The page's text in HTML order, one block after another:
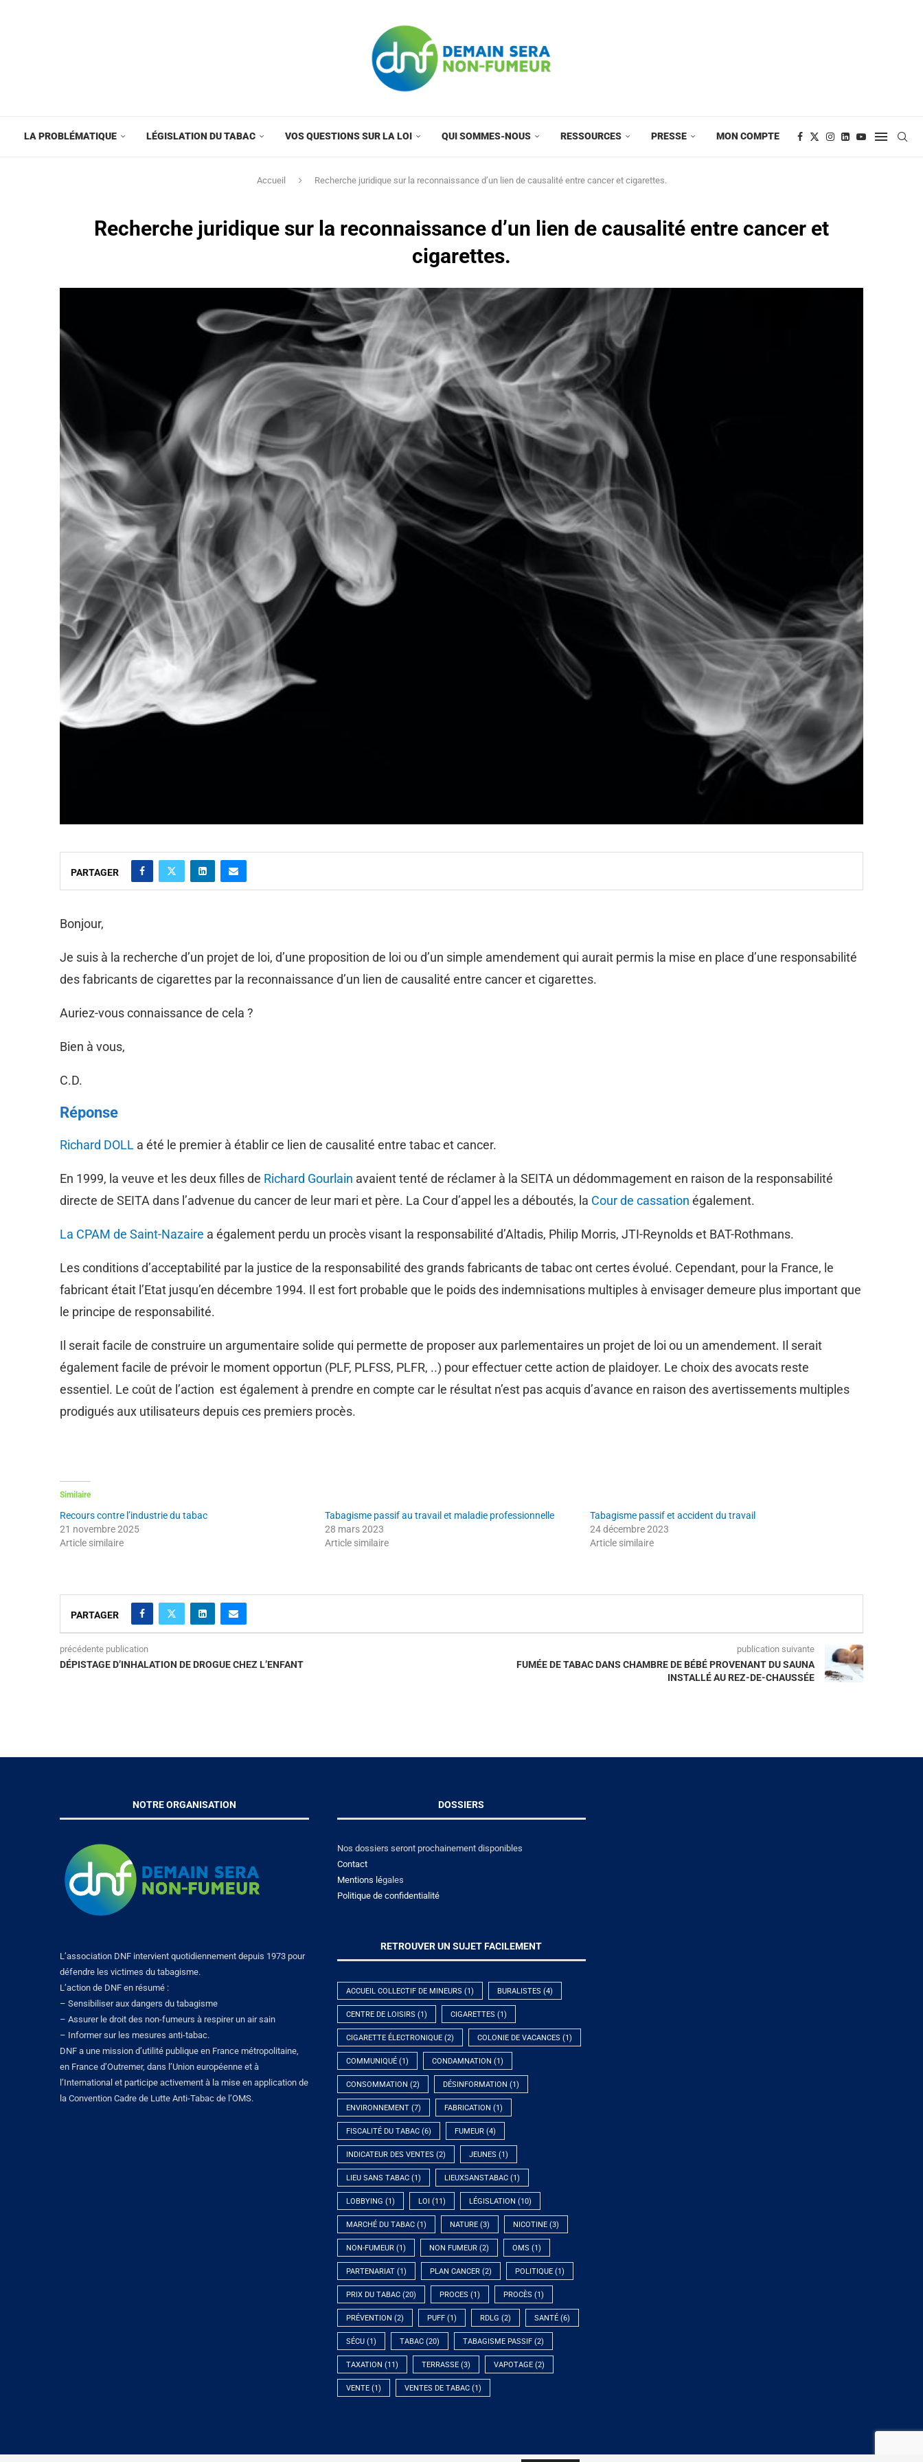
LA PROBLÉMATIQUE LÉGISLATION DU TABAC VOS QUESTIONS SUR LA LOI QUI SOMMES-NOUS RESSOURCES PRESSE MON COMPTE
Accueil Recherche juridique sur la reconnaissance d’un lien de causalité entre cancer et cigarettes.
Recherche juridique sur la reconnaissance d’un lien de causalité entre cancer et
cigarettes.
PARTAGER
Bonjour,
Je suis à la recherche d’un projet de loi, d’une proposition de loi ou d’un simple amendement qui aurait permis la mise en place d’une responsabilité
des fabricants de cigarettes par la reconnaissance d’un lien de causalité entre cancer et cigarettes.
Auriez-vous connaissance de cela ?
Bien à vous,
C.D.
Réponse
Richard DOLL a été le premier à établir ce lien de causalité entre tabac et cancer.
En 1999, la veuve et les deux filles de Richard Gourlain avaient tenté de réclamer à la SEITA un dédommagement en raison de la responsabilité
directe de SEITA dans l’advenue du cancer de leur mari et père. La Cour d’appel les a déboutés, la Cour de cassation également.
La CPAM de Saint-Nazaire a également perdu un procès visant la responsabilité d’Altadis, Philip Morris, JTI-Reynolds et BAT-Rothmans.
Les conditions d’acceptabilité par la justice de la responsabilité des grands fabricants de tabac ont certes évolué. Cependant, pour la France, le
fabricant était l’Etat jusqu’en décembre 1994. Il est fort probable que le poids des indemnisations multiples à envisager demeure plus important que
le principe de responsabilité.
Il serait facile de construire un argumentaire solide qui permette de proposer aux parlementaires un projet de loi ou un amendement. Il serait
également facile de prévoir le moment opportun (PLF, PLFSS, PLFR, ..) pour effectuer cette action de plaidoyer. Le choix des avocats reste
essentiel. Le coût de l’action est également à prendre en compte car le résultat n’est pas acquis d’avance en raison des avertissements multiples
prodigués aux utilisateurs depuis ces premiers procès.
Similaire
Recours contre l’industrie du tabac
21 novembre 2025
Article similaire
Tabagisme passif au travail et maladie professionnelle
28 mars 2023
Article similaire
Tabagisme passif et accident du travail
24 décembre 2023
Article similaire
PARTAGER
précédente publication
DÉPISTAGE D’INHALATION DE DROGUE CHEZ L’ENFANT
publication suivante
FUMÉE DE TABAC DANS CHAMBRE DE BÉBÉ PROVENANT DU SAUNA
INSTALLÉ AU REZ-DE-CHAUSSÉE
NOTRE ORGANISATION
L’association DNF intervient quotidiennement depuis 1973 pour
défendre les victimes du tabagisme.
L’action de DNF en résumé :
– Sensibiliser aux dangers du tabagisme
– Assurer le droit des non-fumeurs à respirer un air sain
– Informer sur les mesures anti-tabac.
DNF a une mission d’utilité publique en France métropolitaine,
en France d’Outremer, dans l’Union européenne et à
l’International et participe activement à la mise en application de
la Convention Cadre de Lutte Anti-Tabac de l’OMS.
DOSSIERS
Nos dossiers seront prochainement disponibles
Contact
Mentions légales
Politique de confidentialité
RETROUVER UN SUJET FACILEMENT
ACCUEIL COLLECTIF DE MINEURS (1) BURALISTES (4)
CENTRE DE LOISIRS (1) CIGARETTES (1)
CIGARETTE ÉLECTRONIQUE(2) COLONIE DE VACANCES (1)
COMMUNIQUÉ(1) CONDAMNATION (1)
CONSOMMATION (2) DÉSINFORMATION (1)
ENVIRONNEMENT(7) FABRICATION (1)
FISCALITÉ DU TABAC(6) FUMEUR(4)
INDICATEUR DES VENTES (2) JEUNES (1)
LIEU SANS TABAC(1) LIEUXSANSTABAC(1)
LOBBYING (1) LOI (11) LÉGISLATION (10)
MARCHÉ DU TABAC(1) NATURE(3) NICOTINE(3)
NON-FUMEUR(1) NON FUMEUR(2) OMS (1)
PARTENARIAT(1) PLAN CANCER(2) POLITIQUE(1)
PRIX DU TABAC(20) PROCES (1) PROCÈS (1)
PRÉVENTION (2) PUFF(1) RDLG (2) SANTÉ(6)
SÉCU(1) TABAC(20) TABAGISME PASSIF(2)
TAXATION (11) TERRASSE(3) VAPOTAGE(2)
VENTE(1) VENTES DE TABAC(1)